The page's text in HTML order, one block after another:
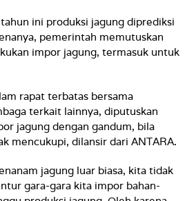
ini produksi jagung diprediksi
pemerintah memutuskan
impor jagung, termasuk untuk
rapat terbatas bersama
terkait lainnya, diputuskan
jagung dengan gandum, bila
mencukupi, dilansir dari ANTARA.
jagung luar biasa, kita tidak
gara-gara kita impor bahan-